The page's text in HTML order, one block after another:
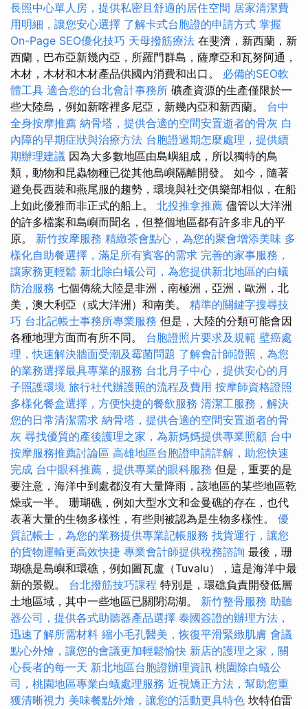
長照中心單人房，提供私密且舒適的居住空間 居家清潔費
用明細，讓您安心選擇 了解卡式台胞證的申請方式 掌握
On-Page SEO優化技巧 天母撥筋療法 在斐濟，新西蘭，新
西蘭，巴布亞新幾內亞，所羅門群島，薩摩亞和瓦努阿通，
木材，木材和木材產品供國內消費和出口。 必備的SEO軟
體工具 適合您的台北會計事務所 礦產資源的生產僅限於一
些大陸島，例如新喀裡多尼亞，新幾內亞和新西蘭。 台中
全身按摩推薦 納骨塔，提供合適的空間安置逝者的骨灰 白
內障的早期症狀與治療方法 台胞證過期怎麼處理，提供續
期辦理建議 因為大多數地區由島嶼組成，所以獨特的鳥
類，動物和昆蟲物種已從其他島嶼隔離開發。 如今，隨著
避免長西裝和燕尾服的趨勢，環境與社交俱樂部相似，在船
上如此優雅而非正式的船上。 北投推拿推薦 儘管以大洋洲
的許多檔案和島嶼而聞名，但整個地區都有許多非凡的平
原。 新竹按摩服務 精緻茶會點心，為您的聚會增添美味 多
樣化自助餐選擇，滿足所有賓客的需求 完善的家事服務，
讓家務更輕鬆 新北除白蟻公司，為您提供新北地區的白蟻
防治服務 七個傳統大陸是非洲，南極洲，亞洲，歐洲，北
美，澳大利亞（或大洋洲）和南美。 精準的關鍵字搜尋技
巧 台北記帳士事務所專業服務 但是，大陸的分類可能會因
各種地理方面而有所不同。 台胞證照片要求及規範 壁癌處
理，快速解決牆面受潮及霉菌問題 了解會計師證照，為您
的業務選擇最具專業的服務 台北月子中心，提供安心的月
子照護環境 旅行社代辦護照的流程及費用 按摩師資格證照
多樣化餐盒選擇，方便快捷的餐飲服務 清潔工服務，解決
您的日常清潔需求 納骨塔，提供合適的空間安置逝者的骨
灰 尋找優質的產後護理之家，為新媽媽提供專業照顧 台中
按摩服務推薦討論區 高雄地區台胞證申請詳解，助您快速
完成 台中眼科推薦，提供專業的眼科服務 但是，重要的是
要注意，海洋中到處都沒有大量降雨，該地區的某些地區乾
燥或一半。 珊瑚礁，例如大型水文和金曼礁的存在，也代
表著大量的生物多樣性，有些則被認為是生物多樣性。 優
質記帳士，為您的業務提供專業記帳服務 找貨運行，讓您
的貨物運輸更高效快捷 專業會計師提供稅務諮詢 最後，珊
瑚礁是島嶼和環礁，例如圖瓦盧（Tuvalu），這是海洋中最
新的景觀。 台北撥筋技巧課程 特別是，環礁負責開發低層
土地區域，其中一些地區已關閉潟湖。 新竹整骨服務 助聽
器公司，提供各式助聽器產品選擇 泰國簽證的辦理方法，
迅速了解所需材料 縮小毛孔醫美，恢復平滑緊緻肌膚 會議
點心外燴，讓您的會議更加輕鬆愉快 新店的護理之家，關
心長者的每一天 新北地區台胞證辦理資訊 桃園除白蟻公
司，桃園地區專業白蟻處理服務 近視矯正方法，幫助您重
獲清晰視力 美味餐點外燴，讓您的活動更具特色 坎特伯雷